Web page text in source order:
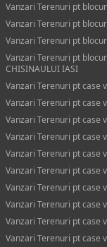
Vanzari Terenuri pt
Vanzari Terenuri pt
Vanzari Terenuri pt
Vanzari Terenuri pt
CHISINAULUI IASI
Vanzari Terenuri pt case
Vanzari Terenuri pt case
Vanzari Terenuri pt case
Vanzari Terenuri pt case
Vanzari Terenuri pt case
Vanzari Terenuri pt case
Vanzari Terenuri pt case
Vanzari Terenuri pt case
Vanzari Terenuri pt case
Vanzari Terenuri pt case